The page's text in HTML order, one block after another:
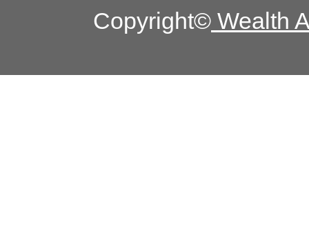
Copyright© Wealth